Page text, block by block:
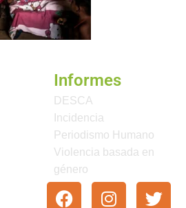
Informes
DESCA
Incidencia
Periodismo Humano
Violencia basada en
género